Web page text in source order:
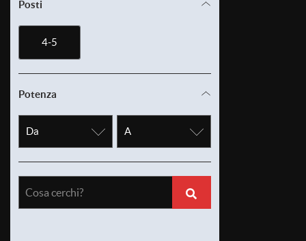
Posti
4-5
Potenza
Cosa cerchi?